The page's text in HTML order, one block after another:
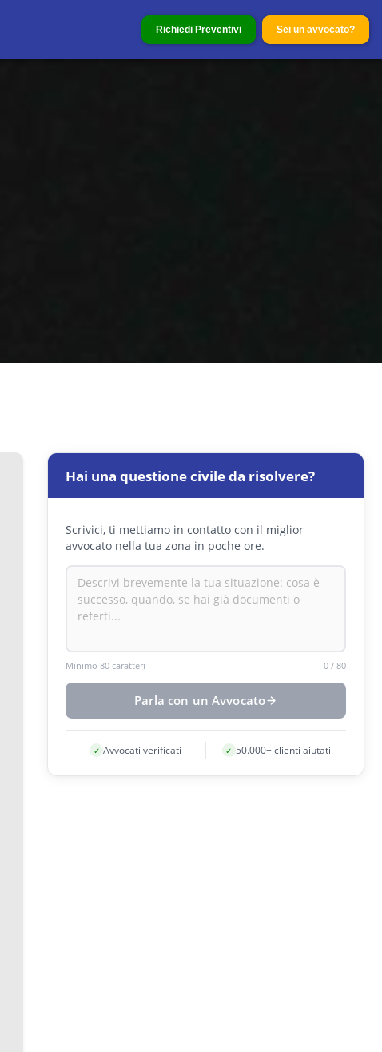
Richiedi Preventivi Sei un avvocato?
Hai una questione civile da risolvere?
Scrivici, ti mettiamo in contatto con il miglior
avvocato nella tua zona in poche ore.
Minimo 80 caratteri 0/ 80
Parla con un Avvocato
✓ Avvocati verificati ✓ 50.000+ clienti aiutati